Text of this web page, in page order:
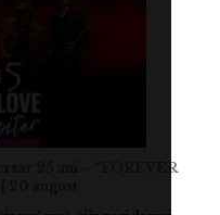
25 ani – “FOREVER